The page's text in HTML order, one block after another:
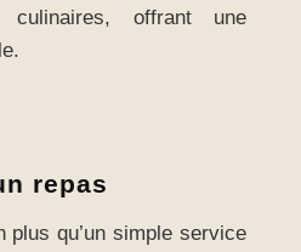
offrant une
repas
plus qu’un simple service